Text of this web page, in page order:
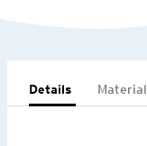
Details Material